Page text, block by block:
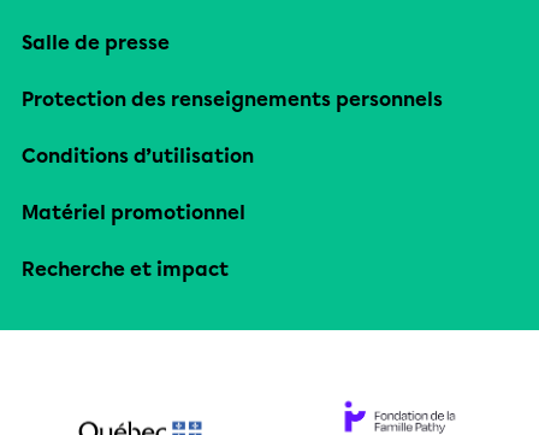
Salle de presse
Protection des renseignements personnels
Conditions d’utilisation
Matériel promotionnel
Recherche et impact